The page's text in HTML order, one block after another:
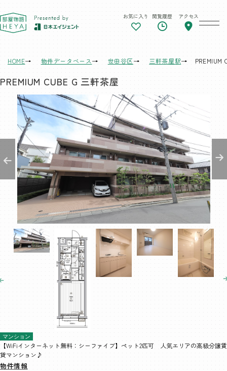
東京 部屋物語 お気に入り 閲覧履歴 アクセス
HOME 物件データベース 世田谷区 三軒茶屋駅 PREMIUM
PREMIUM CUBE G 三軒茶屋
マンション
【WiFiインターネット無料：シーファイブ】ペット2匹可 人気エリアの高級分譲賃
貸マンション♪
物件情報